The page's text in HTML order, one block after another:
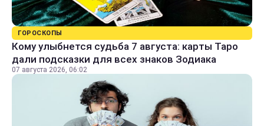
ГОРОСКОПЫ
Кому улыбнется судьба 7 августа: карты Таро
дали подсказки для всех знаков Зодиака
07 августа 2026, 06:02